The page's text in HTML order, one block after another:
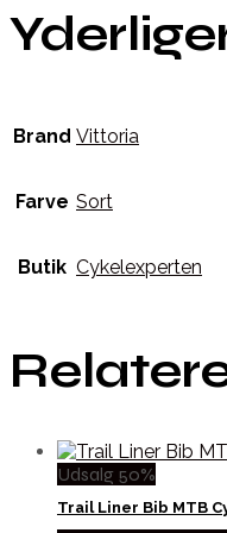
Brand Vittoria
Farve Sort
Butik Cykelexperten
Udsalg 50%
Trail Liner Bib MTB